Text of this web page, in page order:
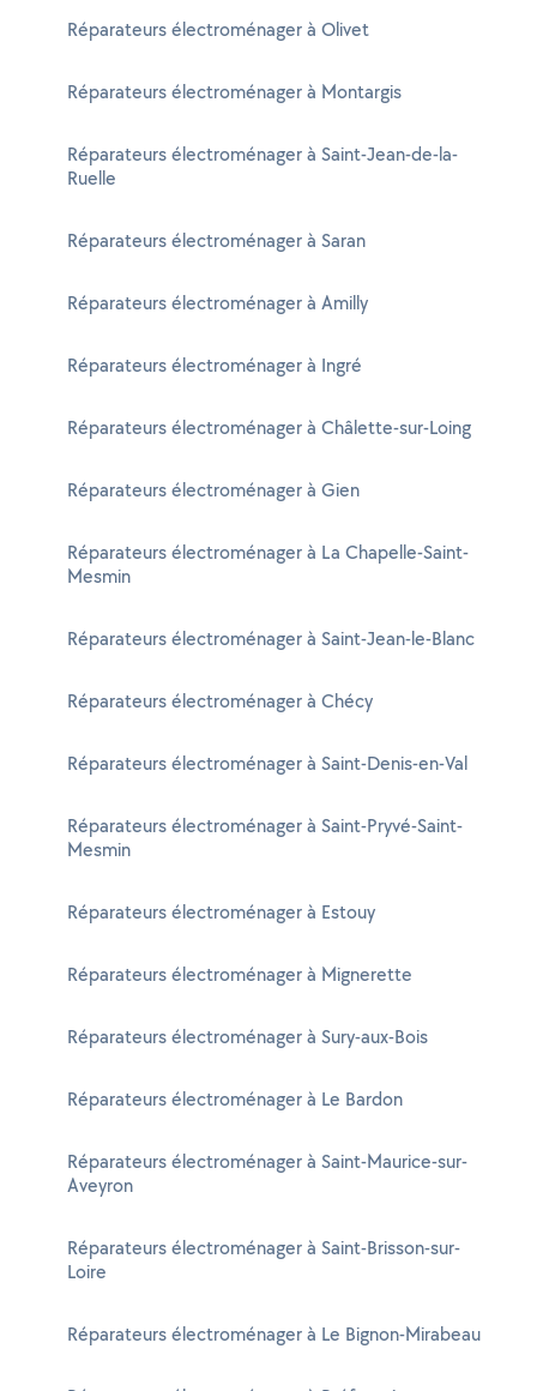
Réparateurs électroménager à Olivet
Réparateurs électroménager à Montargis
Réparateurs électroménager à Saint-Jean-de-la-
Ruelle
Réparateurs électroménager à Saran
Réparateurs électroménager à Amilly
Réparateurs électroménager à Ingré
Réparateurs électroménager à Châlette-sur-Loing
Réparateurs électroménager à Gien
Réparateurs électroménager à La Chapelle-Saint-
Mesmin
Réparateurs électroménager à Saint-Jean-le-Blanc
Réparateurs électroménager à Chécy
Réparateurs électroménager à Saint-Denis-en-Val
Réparateurs électroménager à Saint-Pryvé-Saint-
Mesmin
Réparateurs électroménager à Estouy
Réparateurs électroménager à Mignerette
Réparateurs électroménager à Sury-aux-Bois
Réparateurs électroménager à Le Bardon
Réparateurs électroménager à Saint-Maurice-sur-
Aveyron
Réparateurs électroménager à Saint-Brisson-sur-
Loire
Réparateurs électroménager à Le Bignon-Mirabeau